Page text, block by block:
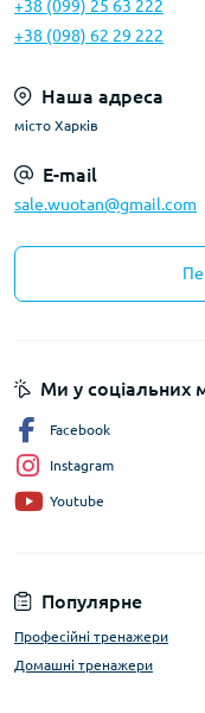
+38 (099) 25 63 222
+38 (098) 62 29 222
Наша адреса
місто Харків
E-mail
sale.wuotan@gmail.com
Популярне
Професійні тренажери
Домашні тренажери
Ми у соціальних
Facebook
Instagram
Youtube